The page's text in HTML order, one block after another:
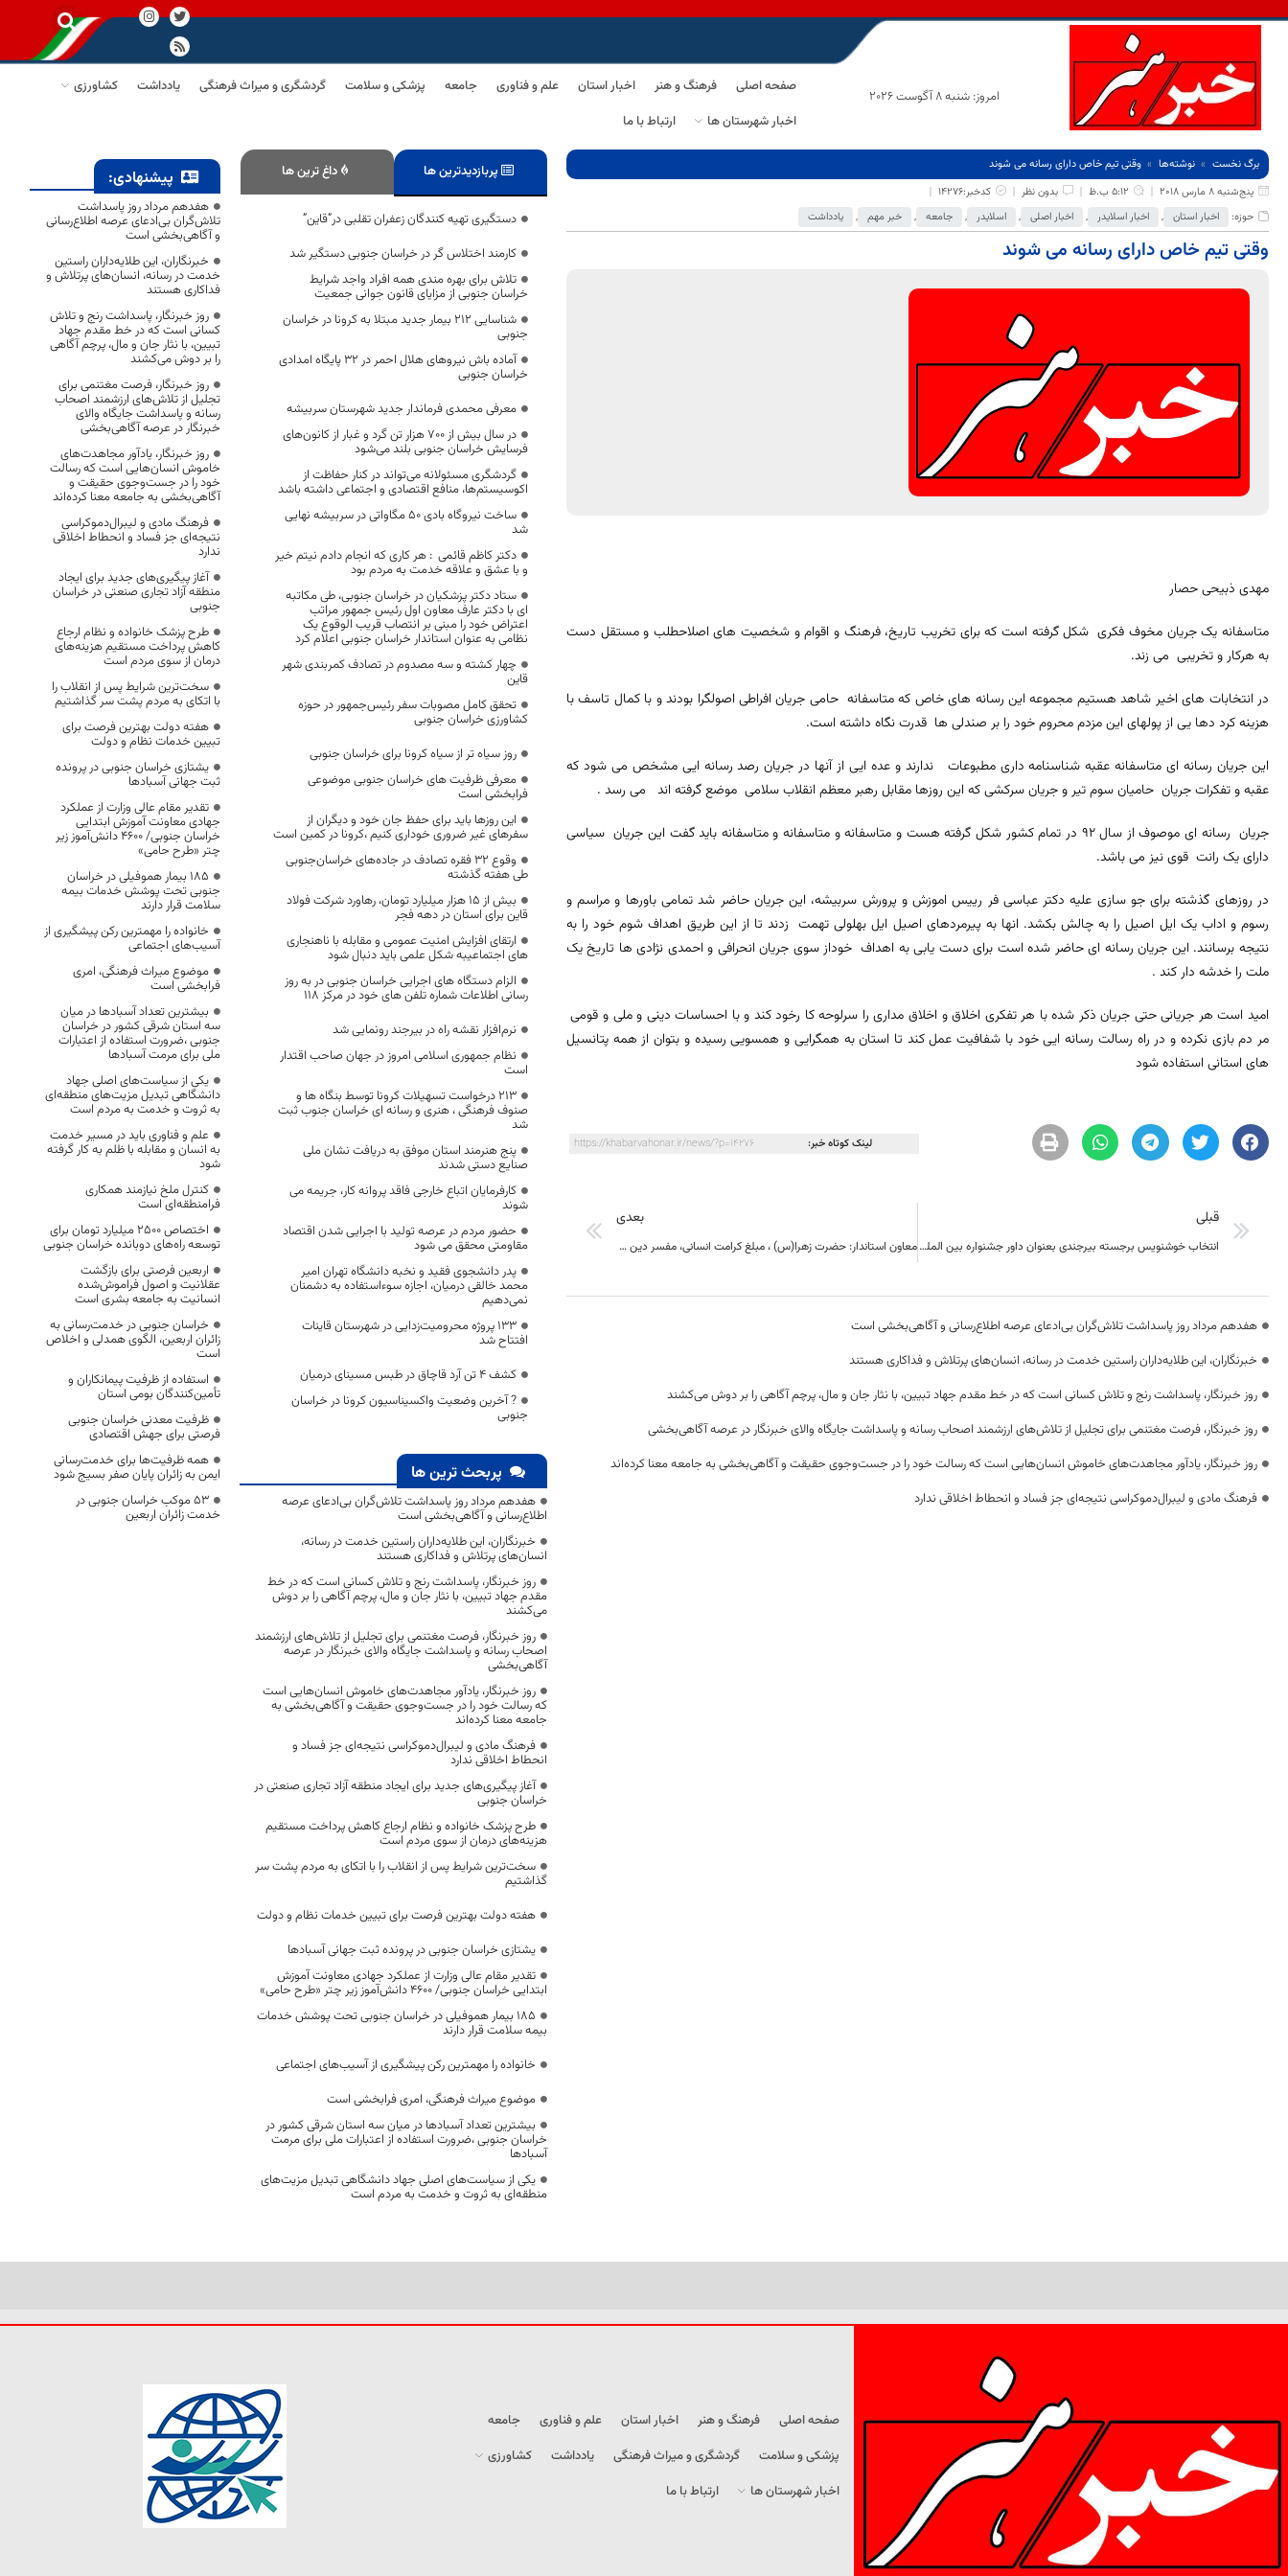
امروز: شنبه 8 آگوست 2026
صفحه اصلی فرهنگ و هنر اخبار استان علم و فناوری جامعه پزشکی و سلامت گردشگری و میراث فرهنگی یادداشت
کشاورزی
اخبار شهرستان ها
ارتباط با ما
برگ نخست نوشته‌ها
وقتی تیم خاص دارای رسانه می شوند
پنج‌شنبه 8 مارس 2018
5:12 ب.ظ بدون نظر
کدخبر:14276
حوزه:
اخبار استان , اخبار اسلایدر , اخبار اصلی , اسلایدر , جامعه , خبر مهم , یادداشت
وقتی تیم خاص دارای رسانه می شوند
مهدی ذبیحی حصار
متاسفانه یک جریان مخوف فکری شکل گرفته است که برای تخریب تاریخ، فرهنگ و اقوام و شخصیت های اصلاحطلب و مستقل دست
به هرکار و تخریبی می زند.
در انتخابات های اخیر شاهد هستیم مجموعه این رسانه های خاص که متاسفانه حامی جریان افراطی اصولگرا بودند و با کمال تاسف با
هزینه کرد دها یی از پولهای این مزدم محروم خود را بر صندلی ها قدرت نگاه داشته است.
این جریان رسانه ای متاسفانه عقبه شناسنامه داری مطبوعات ندارند و عده ایی از آنها در جریان رصد رسانه ایی مشخص می شود که
عقبه و تفکرات جریان حامیان سوم تیر و جریان سرکشی که این روزها مقابل رهبر معظم انقلاب سلامی موضع گرفته اند می رسد .
جریان رسانه ای موصوف از سال 92 در تمام کشور شکل گرفته هست و متاسفانه و متاسفانه و متاسفانه باید گفت این جریان سیاسی
دارای یک رانت قوی نیز می باشد.
در روزهای گذشته برای جو سازی علیه دکتر عباسی فر رییس اموزش و پرورش سربیشه، این جریان حاضر شد تمامی باورها و مراسم و
رسوم و اداب یک ایل اصیل را به چالش بکشد. انها به پیرمردهای اصیل ایل بهلولی تهمت زدند تا از این طریق اهداف شوم خود را به
نتیجه برسانند. این جریان رسانه ای حاضر شده است برای دست یابی به اهداف خوداز سوی جریان انحرافی و احمدی نژادی ها تاریخ یک
ملت را خدشه دار کند .
امید است هر جریانی حتی جریان ذکر شده با هر تفکری اخلاق و اخلاق مداری را سرلوحه کا رخود کند و با احساسات دینی و ملی و قومی
مر دم بازی نکرده و در راه رسالت رسانه ایی خود با شفافیت عمل کند تا استان به همگرایی و همسویی رسیده و بتوان از همه پتانسیل
های استانی استفاده شود
لینک کوتاه خبر: https://khabarvahonar.ir/news/?p=14276
قبلی
انتخاب خوشنویس برجسته بیرجندی بعنوان داور جشنواره بین المللی آیات
بعدی
معاون استاندار: حضرت زهرا(س) ، مبلغ کرامت انسانی، مفسر دین و مفسر اسلام بودند
هفدهم مرداد روز پاسداشت تلاش‌گران بی‌ادعای عرصه اطلاع‌رسانی و آگاهی‌بخشی است
خبرنگاران، این طلایه‌داران راستین خدمت در رسانه، انسان‌های پرتلاش و فداکاری هستند
روز خبرنگار، پاسداشت رنج و تلاش کسانی است که در خط مقدم جهاد تبیین، با نثار جان و مال، پرچم آگاهی را بر دوش می‌کشند
روز خبرنگار، فرصت مغتنمی برای تجلیل از تلاش‌های ارزشمند اصحاب رسانه و پاسداشت جایگاه والای خبرنگار در عرصه آگاهی‌بخشی
روز خبرنگار، یادآور مجاهدت‌های خاموش انسان‌هایی است که رسالت خود را در جست‌وجوی حقیقت و آگاهی‌بخشی به جامعه معنا کرده‌اند
فرهنگ مادی و لیبرال‌دموکراسی نتیجه‌ای جز فساد و انحطاط اخلاقی ندارد
پربازدیدترین ها داغ ترین ها
دستگیری تهیه کنندگان زعفران تقلبی در”قاین”
کارمند اختلاس گر در خراسان جنوبی دستگیر شد
تلاش برای بهره مندی همه افراد واجد شرایط
خراسان جنوبی از مزایای قانون جوانی جمعیت
شناسایی ۲۱۲ بیمار جدید مبتلا به کرونا در خراسان
جنوبی
آماده باش نیرو‌های هلال احمر در ۳۲ پایگاه امدادی
خراسان جنوبی
معرفی محمدی فرماندار جدید شهرستان سربیشه
در سال بیش از ۷۰۰ هزار تن گرد و غبار از کانون‌های
فرسایش خراسان جنوبی بلند می‌شود
گردشگری مسئولانه می‌تواند در کنار حفاظت از
اکوسیستم‌ها، منافع اقتصادی و اجتماعی داشته باشد
ساخت نیروگاه بادی 50 مگاواتی در سربیشه نهایی
شد
دکتر کاظم قائمی : هر کاری که انجام دادم نیتم خیر
و با عشق و علاقه خدمت به مردم بود
ستاد دکتر پزشکیان در خراسان جنوبی، طی مکاتبه
ای با دکتر عارف معاون اول رئیس جمهور مراتب
اعتراض خود را مبنی بر انتصاب قریب الوقوع یک
نظامی به عنوان استاندار خراسان جنوبی اعلام کرد
چهار کشته و سه مصدوم در تصادف کمربندی شهر
قاین
تحقق کامل مصوبات سفر رئیس‌جمهور در حوزه
کشاورزی خراسان جنوبی
روز سیاه تر از سیاه کرونا برای خراسان جنوبی
معرفی ظرفیت های خراسان جنوبی موضوعی
فرابخشی است
این روزها باید برای حفظ جان خود و دیگران از
سفرهای غیر ضروری خوداری کنیم ،کرونا در کمین است
وقوع 32 فقره تصادف در جاده‌های خراسان‌جنوبی
طی هفته گذشته
بیش از ۱۵ هزار میلیارد تومان، رهاورد شرکت فولاد
قاین برای استان در دهه فجر
ارتقای افزایش امنیت عمومی و مقابله با ناهنجاری
های اجتماعیبه شکل علمی باید دنبال شود
الزام دستگاه های اجرایی خراسان جنوبی در به روز
رسانی اطلاعات شماره تلفن های خود در مرکز ۱۱۸
نرم‌افزار نقشه راه در بیرجند رونمایی شد
نظام جمهوری اسلامی امروز در جهان صاحب اقتدار
است
213 درخواست تسهیلات کرونا توسط بنگاه ها و
صنوف فرهنگی ، هنری و رسانه ای خراسان جنوب ثبت
شد
پنج هنرمند استان موفق به دریافت نشان ملی
صنایع دستی شدند
کارفرمایان اتباع خارجی فاقد پروانه کار، جریمه می‌
شوند
حضور مردم در عرصه تولید با اجرایی شدن اقتصاد
مقاومتی محقق می شود
پدر دانشجوی فقید و نخبه دانشگاه تهران امیر
محمد خالقی درمیان، اجازه سوءاستفاده به دشمنان
نمی‌دهیم
۱۳۳ پروژه محرومیت‌زدایی در شهرستان قاینات
افتتاح شد
کشف 4 تن آرد قاچاق در طبس مسینای درمیان
? آخرین وضعیت واکسیناسیون کرونا در خراسان
جنوبی
پربحث ترین ها
هفدهم مرداد روز پاسداشت تلاش‌گران بی‌ادعای عرصه
اطلاع‌رسانی و آگاهی‌بخشی است
خبرنگاران، این طلایه‌داران راستین خدمت در رسانه،
انسان‌های پرتلاش و فداکاری هستند
روز خبرنگار، پاسداشت رنج و تلاش کسانی است که در خط
مقدم جهاد تبیین، با نثار جان و مال، پرچم آگاهی را بر دوش
می‌کشند
روز خبرنگار، فرصت مغتنمی برای تجلیل از تلاش‌های ارزشمند
اصحاب رسانه و پاسداشت جایگاه والای خبرنگار در عرصه
آگاهی‌بخشی
روز خبرنگار، یادآور مجاهدت‌های خاموش انسان‌هایی است
که رسالت خود را در جست‌وجوی حقیقت و آگاهی‌بخشی به
جامعه معنا کرده‌اند
فرهنگ مادی و لیبرال‌دموکراسی نتیجه‌ای جز فساد و
انحطاط اخلاقی ندارد
آغاز پیگیری‌های جدید برای ایجاد منطقه آزاد تجاری صنعتی در
خراسان جنوبی
طرح پزشک خانواده و نظام ارجاع کاهش پرداخت مستقیم
هزینه‌های درمان از سوی مردم است
سخت‌ترین شرایط پس از انقلاب را با اتکای به مردم پشت سر
گذاشتیم
هفته دولت بهترین فرصت برای تبیین خدمات نظام و دولت
یشتازی خراسان جنوبی در پرونده ثبت جهانی آسبادها
تقدیر مقام عالی وزارت از عملکرد جهادی معاونت آموزش
ابتدایی خراسان جنوبی/ ۴۶۰۰ دانش‌آموز زیر چتر «طرح حامی»
۱۸۵ بیمار هموفیلی در خراسان جنوبی تحت پوشش خدمات
بیمه سلامت قرار دارند
خانواده را مهمترین رکن پیشگیری از آسیب‌های اجتماعی
موضوع میراث فرهنگی، امری فرابخشی است
بیشترین تعداد آسبادها در میان سه استان شرقی کشور در
خراسان جنوبی ،ضرورت استفاده از اعتبارات ملی برای مرمت
آسبادها
یکی از سیاست‌های اصلی جهاد دانشگاهی تبدیل مزیت‌های
منطقه‌ای به ثروت و خدمت به مردم است
پیشنهادی:
هفدهم مرداد روز پاسداشت
تلاش‌گران بی‌ادعای عرصه اطلاع‌رسانی
و آگاهی‌بخشی است
خبرنگاران، این طلایه‌داران راستین
خدمت در رسانه، انسان‌های پرتلاش و
فداکاری هستند
روز خبرنگار، پاسداشت رنج و تلاش
کسانی است که در خط مقدم جهاد
تبیین، با نثار جان و مال، پرچم آگاهی
را بر دوش می‌کشند
روز خبرنگار، فرصت مغتنمی برای
تجلیل از تلاش‌های ارزشمند اصحاب
رسانه و پاسداشت جایگاه والای
خبرنگار در عرصه آگاهی‌بخشی
روز خبرنگار، یادآور مجاهدت‌های
خاموش انسان‌هایی است که رسالت
خود را در جست‌وجوی حقیقت و
آگاهی‌بخشی به جامعه معنا کرده‌اند
فرهنگ مادی و لیبرال‌دموکراسی
نتیجه‌ای جز فساد و انحطاط اخلاقی
ندارد
آغاز پیگیری‌های جدید برای ایجاد
منطقه آزاد تجاری صنعتی در خراسان
جنوبی
طرح پزشک خانواده و نظام ارجاع
کاهش پرداخت مستقیم هزینه‌های
درمان از سوی مردم است
سخت‌ترین شرایط پس از انقلاب را
با اتکای به مردم پشت سر گذاشتیم
هفته دولت بهترین فرصت برای
تبیین خدمات نظام و دولت
یشتازی خراسان جنوبی در پرونده
ثبت جهانی آسبادها
تقدیر مقام عالی وزارت از عملکرد
جهادی معاونت آموزش ابتدایی
خراسان جنوبی/ ۴۶۰۰ دانش‌آموز زیر
چتر «طرح حامی»
۱۸۵ بیمار هموفیلی در خراسان
جنوبی تحت پوشش خدمات بیمه
سلامت قرار دارند
خانواده را مهمترین رکن پیشگیری از
آسیب‌های اجتماعی
موضوع میراث فرهنگی، امری
فرابخشی است
بیشترین تعداد آسبادها در میان
سه استان شرقی کشور در خراسان
جنوبی ،ضرورت استفاده از اعتبارات
ملی برای مرمت آسبادها
یکی از سیاست‌های اصلی جهاد
دانشگاهی تبدیل مزیت‌های منطقه‌ای
به ثروت و خدمت به مردم است
علم و فناوری باید در مسیر خدمت
به انسان و مقابله با ظلم به کار گرفته
شود
کنترل ملخ نیازمند همکاری
فرامنطقه‌ای است
اختصاص 2500 میلیارد تومان برای
توسعه راه‌های دوبانده خراسان جنوبی
اربعین فرصتی برای بازگشت
عقلانیت و اصول فراموش‌شده
انسانیت به جامعه بشری است
خراسان جنوبی در خدمت‌رسانی به
زائران اربعین، الگوی همدلی و اخلاص
است
استفاده از ظرفیت پیمانکاران و
تأمین‌کنندگان بومی استان
ظرفیت معدنی خراسان جنوبی
فرصتی برای جهش اقتصادی
همه ظرفیت‌ها برای خدمت‌رسانی
ایمن به زائران پایان صفر بسیج شود
53 موکب خراسان جنوبی در
خدمت زائران اربعین
صفحه اصلی فرهنگ و هنر اخبار استان علم و فناوری
جامعه
پزشکی و سلامت
گردشگری و میراث فرهنگی یادداشت
کشاورزی
اخبار شهرستان ها
ارتباط با ما